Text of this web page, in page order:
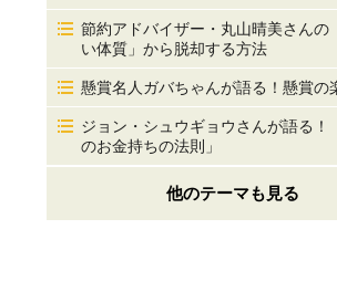
節約アドバイザー・丸山晴美さんの
い体質」から脱却する方法
懸賞名人ガバちゃんが語る！懸賞の
ジョン・シュウギョウさんが語る！
のお金持ちの法則」
他のテーマも見る